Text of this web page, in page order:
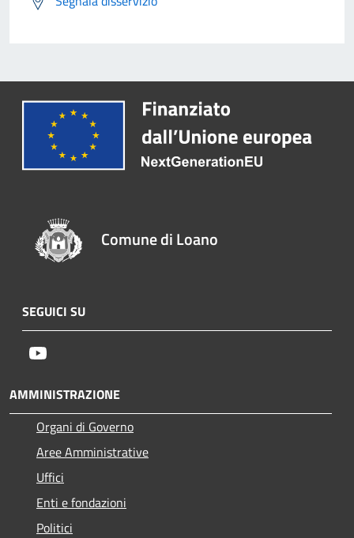
Comune di Loano
SEGUICI SU
AMMINISTRAZIONE
Organi di Governo
Aree Amministrative
Uffici
Enti e fondazioni
Politici